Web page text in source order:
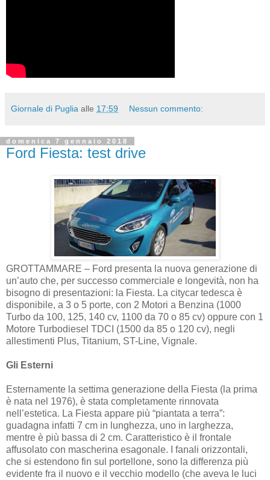
Giornale di Puglia alle 17:59 Nessun commento:
domenica 7 gennaio 2018
Ford Fiesta: test drive
GROTTAMMARE – Ford presenta la nuova generazione di
un’auto che, per successo commerciale e longevità, non ha
bisogno di presentazioni: la Fiesta. La citycar tedesca è
disponibile, a 3 o 5 porte, con 2 Motori a Benzina (1000
Turbo da 100, 125, 140 cv, 1100 da 70 o 85 cv) oppure con 1
Motore Turbodiesel TDCI (1500 da 85 o 120 cv), negli
allestimenti Plus, Titanium, ST-Line, Vignale.
Gli Esterni
Esternamente la settima generazione della Fiesta (la prima
è nata nel 1976), è stata completamente rinnovata
nell’estetica. La Fiesta appare più “piantata a terra”:
guadagna infatti 7 cm in lunghezza, uno in larghezza,
mentre è più bassa di 2 cm. Caratteristico è il frontale
affusolato con mascherina esagonale. I fanali orizzontali,
che si estendono fin sul portellone, sono la differenza più
evidente fra il nuovo e il vecchio modello (che aveva le luci